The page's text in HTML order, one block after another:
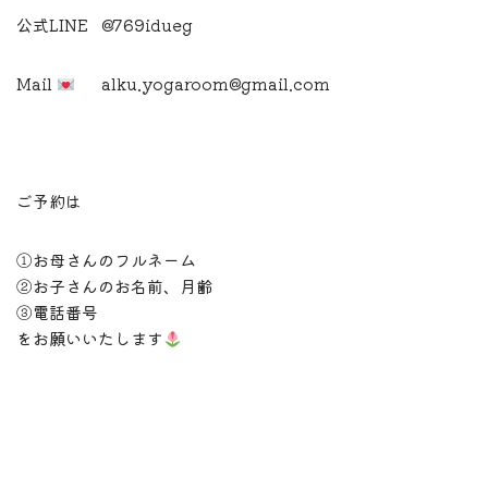
公式LINE @769idueg
Mail alku.yogaroom@gmail.com
ご予約は
①お母さんのフルネーム
②お子さんのお名前、月齢
③電話番号
をお願いいたします